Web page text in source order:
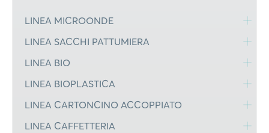
LINEA MICROONDE
LINEA SACCHI PATTUMIERA
LINEA BIO
LINEA BIOPLASTICA
LINEA CARTONCINO ACCOPPIATO
LINEA CAFFETTERIA